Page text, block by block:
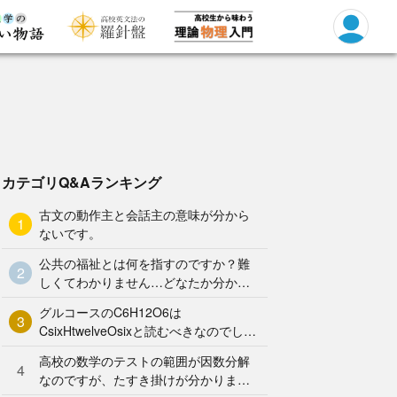
カテゴリQ&Aランキング
1
古文の動作主と会話主の意味が分から
ないです。
2
公共の福祉とは何を指すのですか？難
しくてわかりません…どなたか分かり
3
グルコースのC6H12O6は
CsixHtwelveOsixと読むべきなのでしょ
く と
4
高校の数学のテストの範囲が因数分解
なのですが、たすき掛けが分かりませ